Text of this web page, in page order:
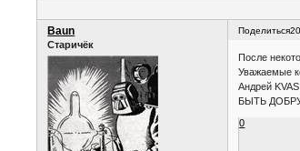
Поделиться
Baun
Старичёк
После
Уважаемые
Андрей
БЫТЬ
0